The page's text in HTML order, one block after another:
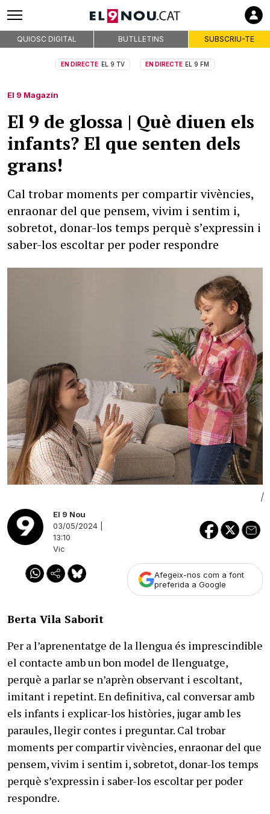
QUIOSC DIGITAL BUTLLETINS SUBSCRIU-TE
EN DIRECTE EL 9 TV EN DIRECTE EL 9 FM
El 9 Magazín
El 9 de glossa | Què diuen els
infants? El que senten dels
grans!
Cal trobar moments per compartir vivències,
enraonar del que pensem, vivim i sentim i,
sobretot, donar-los temps perquè s’expressin i
saber-los escoltar per poder respondre
|
El 9 Nou
03/05/2024 |
13:10
Vic
Afegeix-nos com a font
preferida a Google
Berta Vila Saborit
Per a l’aprenentatge de la llengua és imprescindible
el contacte amb un bon model de llenguatge,
perquè a parlar se n’aprèn observant i escoltant,
imitant i repetint. En definitiva, cal conversar amb
els infants i explicar-los històries, jugar amb les
paraules, llegir contes i preguntar. Cal trobar
moments per compartir vivències, enraonar del que
pensem, vivim i sentim i, sobretot, donar-los temps
perquè s’expressin i saber-los escoltar per poder
respondre.